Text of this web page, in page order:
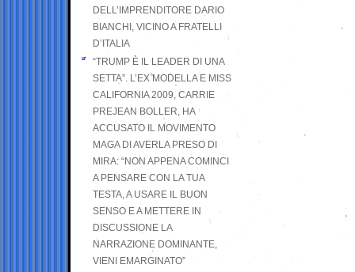
DELL’IMPRENDITORE DARIO
BIANCHI, VICINO A FRATELLI
D’ITALIA
“TRUMP È IL LEADER DI UNA
SETTA”. L’EX MODELLA E MISS
CALIFORNIA 2009, CARRIE
PREJEAN BOLLER, HA
ACCUSATO IL MOVIMENTO
MAGA DI AVERLA PRESO DI
MIRA: “NON APPENA COMINCI
A PENSARE CON LA TUA
TESTA, A USARE IL BUON
SENSO E A METTERE IN
DISCUSSIONE LA
NARRAZIONE DOMINANTE,
VIENI EMARGINATO”